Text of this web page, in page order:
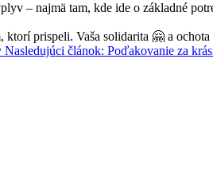
– najmä tam, kde ide o základné
prispeli. Vaša solidarita 🤗 a
Nasledujúci článok: Poďakovanie za